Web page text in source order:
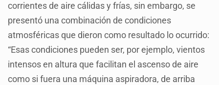
corrientes de aire cálidas y frías, sin embargo, se
presentó una combinación de condiciones
atmosféricas que dieron como resultado lo ocurrido:
“Esas condiciones pueden ser, por ejemplo, vientos
intensos en altura que facilitan el ascenso de aire
como si fuera una máquina aspiradora, de arriba